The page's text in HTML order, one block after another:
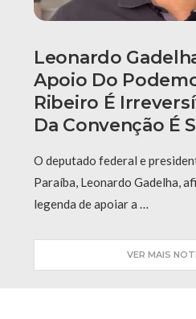
Leonardo
Apoio Do
Ribeiro É
Da Convenção É
O deputado federal e
Paraíba, Leonardo Gadelha,
legenda de apoiar a …
VER MAIS